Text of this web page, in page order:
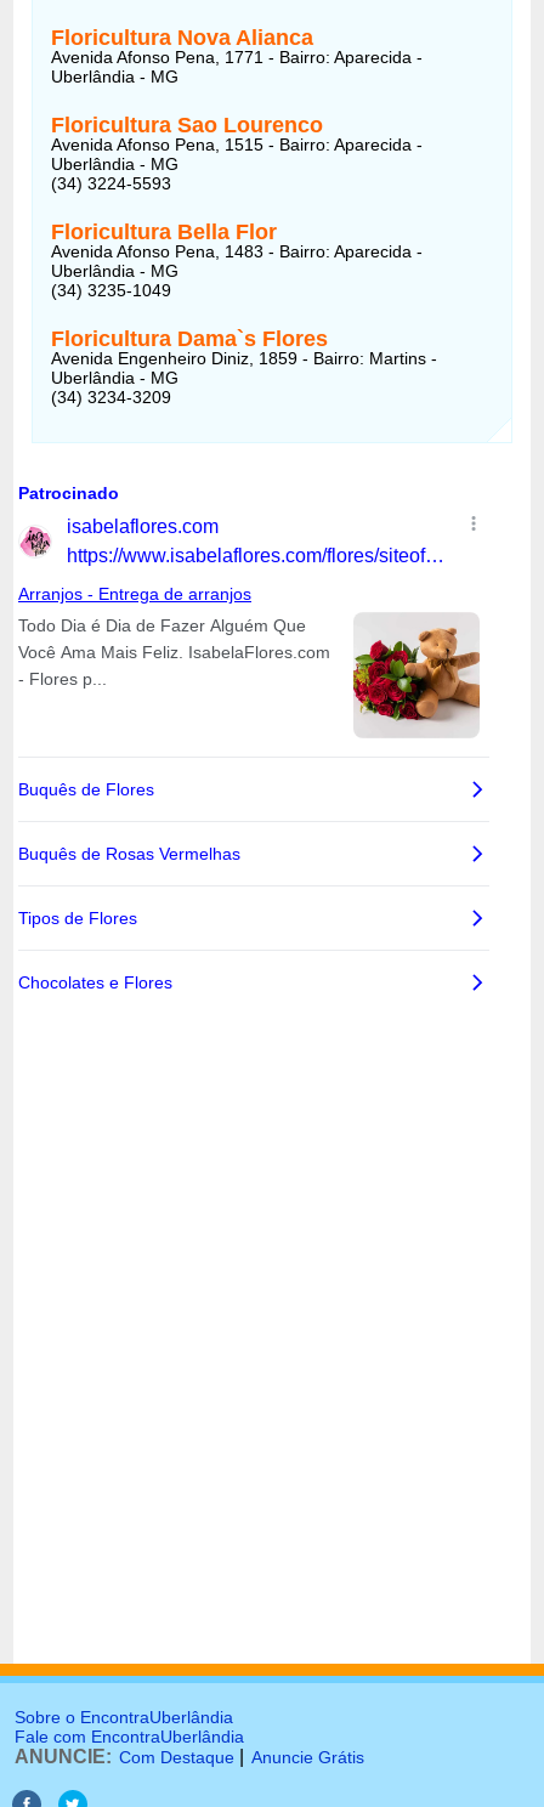
Floricultura Nova Alianca
Avenida Afonso Pena, 1771 - Bairro: Aparecida -
Uberlândia - MG
Floricultura Sao Lourenco
Avenida Afonso Pena, 1515 - Bairro: Aparecida -
Uberlândia - MG
(34) 3224-5593
Floricultura Bella Flor
Avenida Afonso Pena, 1483 - Bairro: Aparecida -
Uberlândia - MG
(34) 3235-1049
Floricultura Dama`s Flores
Avenida Engenheiro Diniz, 1859 - Bairro: Martins -
Uberlândia - MG
(34) 3234-3209
Sobre o EncontraUberlândia
Fale com EncontraUberlândia
ANUNCIE: Com Destaque Anuncie Grátis